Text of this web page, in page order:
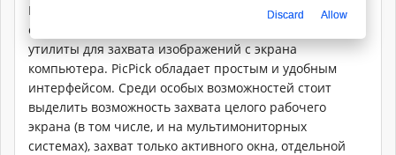
PicPick - бесплатное приложение, объединяющее в
себе возможности простого графического редактора и
утилиты для захвата изображений с экрана
компьютера. PicPick обладает простым и удобным
интерфейсом. Среди особых возможностей стоит
выделить возможность захвата целого рабочего
экрана (в том числе, и на мультимониторных
системах), захват только активного окна, отдельной
Discard Allow